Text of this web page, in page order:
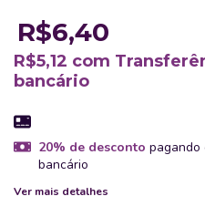
R$6,40
R$5,12 com
bancário
20% de desconto pagando
bancário
Ver mais detalhes